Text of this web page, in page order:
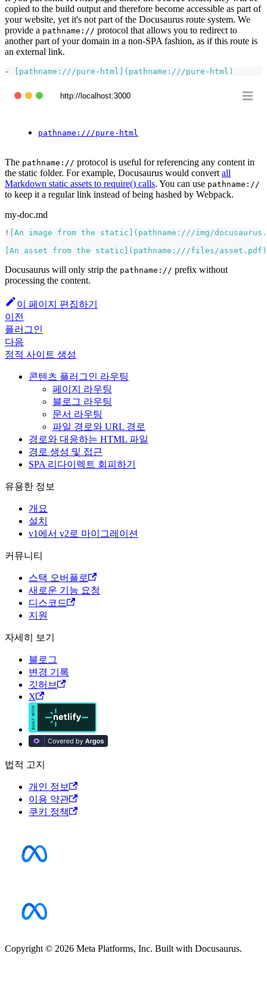
copied to the build output and therefore become accessible as part of
your website, yet it's not part of the Docusaurus route system. We
provide a pathname:// protocol that allows you to redirect to
another part of your domain in a non-SPA fashion, as if this route is
an external link.
- pathname:///pure-html ]( pathname:///pure-html )
http://localhost:3000
pathname:///pure-html
The pathname:// protocol is useful for referencing any content in
the static folder. For example, Docusaurus would convert all
Markdown static assets to require() calls. You can use pathname://
to keep it a regular link instead of being hashed by Webpack.
my-doc.md
! An image from the static ]( pathname:///img/
An asset from the static ]( pathname:///files/asset.pdf )
Docusaurus will only strip the pathname:// prefix without
processing the content.
이 페이지 편집하기
이전
플러그인
다음
정적 사이트 생성
콘텐츠 플러그인 라우팅
페이지 라우팅
블로그 라우팅
문서 라우팅
파일 경로와 URL 경로
경로와 대응하는 HTML 파일
경로 생성 및 접근
SPA 리다이렉트 회피하기
유용한 정보
개요
설치
v1에서 v2로 마이그레이션
커뮤니티
스택 오버플로
새로운 기능 요청
디스코드
지원
자세히 보기
블로그
변경 기록
깃허브
X
법적 고지
개인 정보
이용 약관
쿠키 정책
Copyright © 2026 Meta Platforms, Inc. Built with Docusaurus.